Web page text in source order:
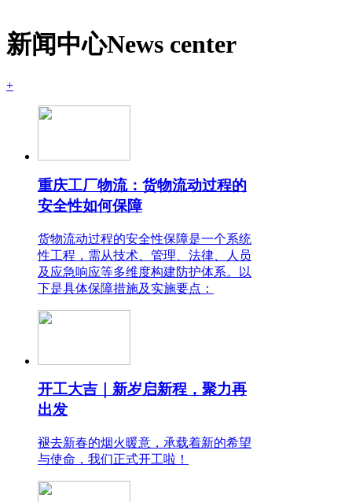
新闻中心News center
+
重庆工厂物流：货物流动过程的
安全性如何保障
货物流动过程的安全性保障是一个系统
性工程，需从技术、管理、法律、人员
及应急响应等多维度构建防护体系。以
下是具体保障措施及实施要点：
开工大吉｜新岁启新程，聚力再
出发
褪去新春的烟火暖意，承载着新的希望
与使命，我们正式开工啦！